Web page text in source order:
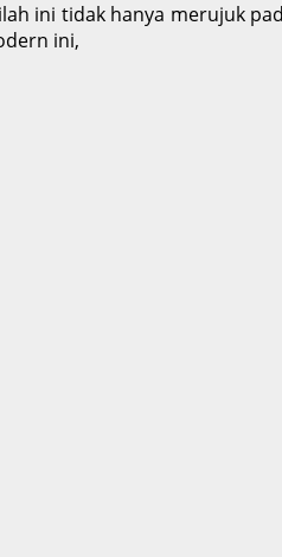
ini tidak hanya merujuk
ini,